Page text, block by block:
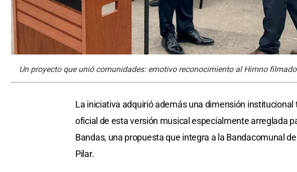
Un proyecto que unió comunidades: emotivo reconocimiento al Himno
La iniciativa adquirió además una dimensión
oficial de esta versión musical especialmente arreglada
Bandas, una propuesta que integra a la Bandacomunal
Pilar.